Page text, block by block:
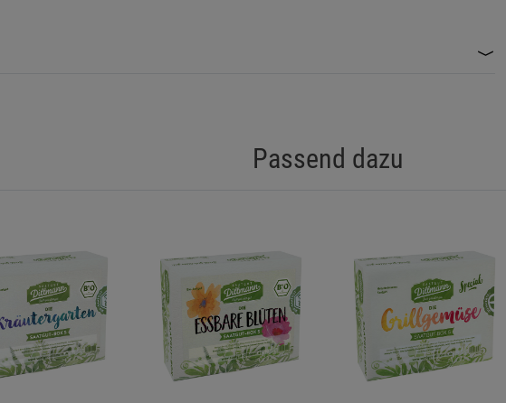
mit Samen oder Zubehör gründlich Hände waschen.
Samenarten, geeignet für den Anbau im heimischen Garten.
dauerhafte Aufbewahrungslösung.
im mitgelieferten Booklet.
Passend dazu
Beschreibung Marketing Cookies